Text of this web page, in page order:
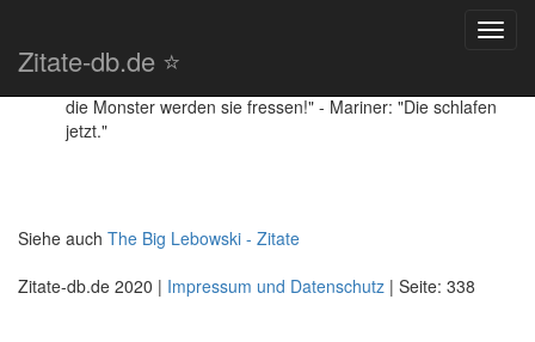
Zitate-db.de ⭐️
"Steht nicht so saublöd herum. Tötet irgend etwas!"
die Monster werden sie fressen!" - Mariner: "Die schlafen
jetzt."
Siehe auch The Big Lebowski - Zitate
Zitate-db.de 2020 | Impressum und Datenschutz | Seite: 338